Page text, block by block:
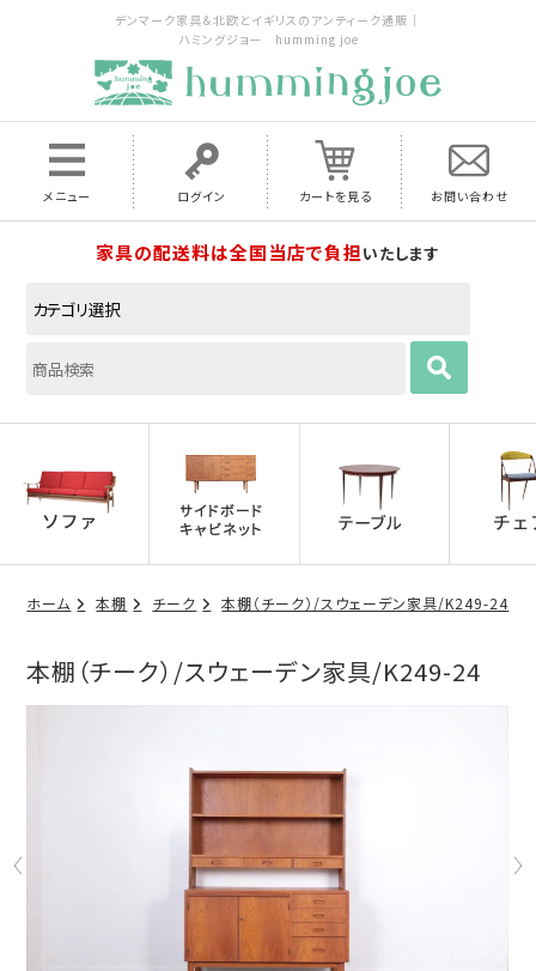
デンマーク家具＆北欧とイギリスのアンティーク通販｜
ハミングジョー humming joe
メニュー ログイン カートを見る お問い合わせ
家具の配送料は全国当店で負担いたします
ホーム 本棚 チーク 本棚（チーク）/スウェーデン家具/K249-24
本棚（チーク）/スウェーデン家具/K249-24